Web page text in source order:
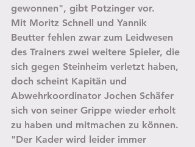
gewonnen", gibt Potzinger vor.
Mit Moritz Schnell und Yannik
Beutter fehlen zwar zum Leidwesen
des Trainers zwei weitere Spieler, die
sich gegen Steinheim verletzt haben,
doch scheint Kapitän und
Abwehrkoordinator Jochen Schäfer
sich von seiner Grippe wieder erholt
zu haben und mitmachen zu können.
"Der Kader wird leider immer